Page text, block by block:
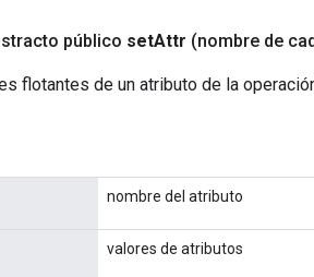
público setAttr (nombre de
flotantes de un atributo de la
nombre del atributo
valores de atributos